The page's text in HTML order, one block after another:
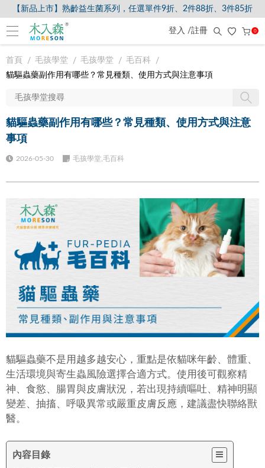
【新品上市】熟齡益生菌系列，任選單件9折、2件88折、3件85折
登入 /註冊 0
首頁 毛孩學堂 毛孩學堂
毛百科
貓驅蟲藥副作用有哪些？常見種類、使用方式與注意事項
貓驅蟲藥副作用有哪些？常見種類、使用方式與注意
事項
2026-05-30 毛孩學堂,毛百科
貓驅蟲藥不是用越多越安心，重點是依貓咪年齡、體重、
生活環境與寄生蟲風險選擇合適方式。使用後可觀察精
神、食慾、腸胃與皮膚狀況，若出現持續嘔吐、精神明顯
變差、抽搐、呼吸異常或嚴重皮膚反應，建議盡快聯絡獸
醫。
內容目錄